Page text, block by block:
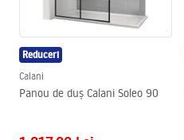
Reduceri
Calani
Panou de duș Calani Soleo 90